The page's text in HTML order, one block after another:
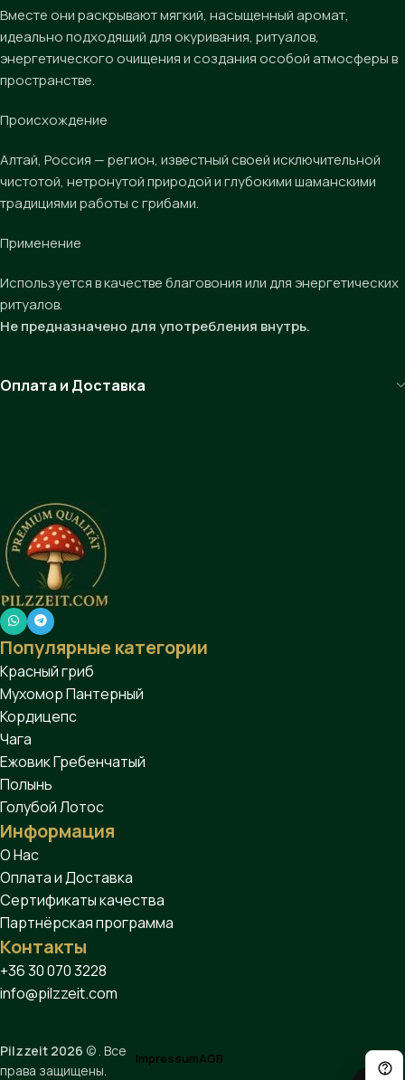
Вместе они раскрывают мягкий, насыщенный аромат,
идеально подходящий для окуривания, ритуалов,
энергетического очищения и создания особой атмосферы в
пространстве.
Происхождение
Алтай, Россия — регион, известный своей исключительной
чистотой, нетронутой природой и глубокими шаманскими
традициями работы с грибами.
Применение
Используется в качестве благовония или для энергетических
ритуалов.
Не предназначено для употребления внутрь.
Оплата и Доставка
Популярные категории
Красный гриб
Мухомор Пантерный
Кордицепс
Чага
Ежовик Гребенчатый
Полынь
Голубой Лотос
Информация
О Нас
Оплата и Доставка
Сертификаты качества
Партнёрская программа
Контакты
+36 30 070 3228
info@pilzzeit.com
Pilzzeit 2026 © . Все
права защищены.
ImpressumAGB